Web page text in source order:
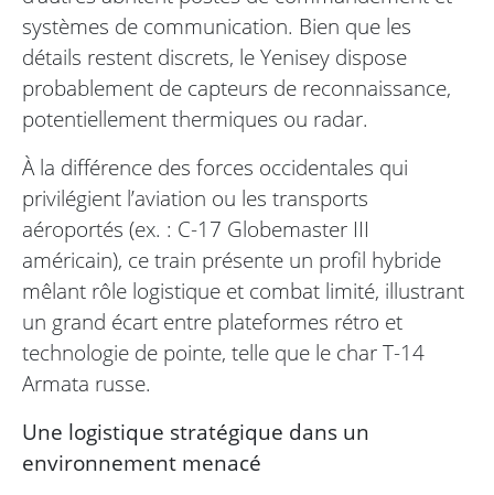
systèmes de communication. Bien que les
détails restent discrets, le Yenisey dispose
probablement de capteurs de reconnaissance,
potentiellement thermiques ou radar.
À la différence des forces occidentales qui
privilégient l’aviation ou les transports
aéroportés (ex. : C-17 Globemaster III
américain), ce train présente un profil hybride
mêlant rôle logistique et combat limité, illustrant
un grand écart entre plateformes rétro et
technologie de pointe, telle que le char T-14
Armata russe.
Une logistique stratégique dans un
environnement menacé